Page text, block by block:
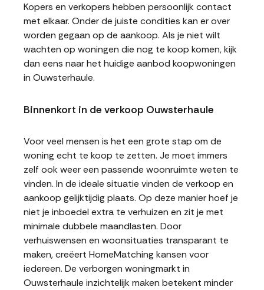
Kopers en verkopers hebben persoonlijk contact
met elkaar. Onder de juiste condities kan er over
worden gegaan op de aankoop. Als je niet wilt
wachten op woningen die nog te koop komen, kijk
dan eens naar het huidige aanbod koopwoningen
in Ouwsterhaule.
Binnenkort in de verkoop Ouwsterhaule
Voor veel mensen is het een grote stap om de
woning echt te koop te zetten. Je moet immers
zelf ook weer een passende woonruimte weten te
vinden. In de ideale situatie vinden de verkoop en
aankoop gelijktijdig plaats. Op deze manier hoef je
niet je inboedel extra te verhuizen en zit je met
minimale dubbele maandlasten. Door
verhuiswensen en woonsituaties transparant te
maken, creëert HomeMatching kansen voor
iedereen. De verborgen woningmarkt in
Ouwsterhaule inzichtelijk maken betekent minder